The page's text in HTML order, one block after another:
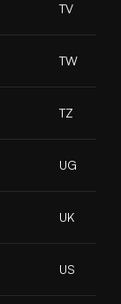
TV
TW
TZ
UG
UK
US